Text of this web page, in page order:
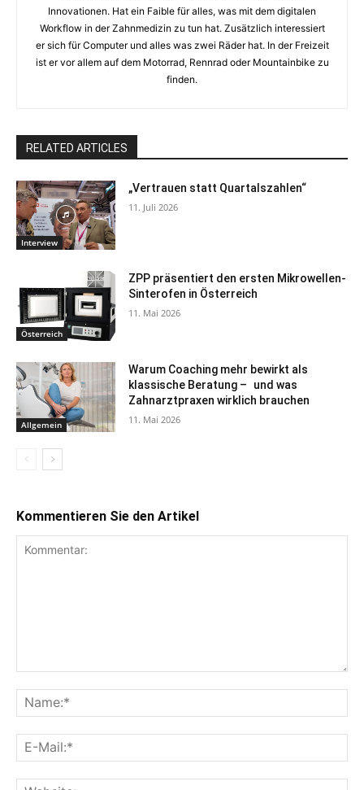
Innovationen. Hat ein Faible für alles, was mit dem digitalen
Workflow in der Zahnmedizin zu tun hat. Zusätzlich interessiert
er sich für Computer und alles was zwei Räder hat. In der Freizeit
ist er vor allem auf dem Motorrad, Rennrad oder Mountainbike zu
finden.
RELATED ARTICLES
Interview
„Vertrauen statt Quartalszahlen“
11. Juli 2026
Österreich
ZPP präsentiert den ersten Mikrowellen-
Sinterofen in Österreich
11. Mai 2026
Allgemein
Warum Coaching mehr bewirkt als
klassische Beratung – und was
Zahnarztpraxen wirklich brauchen
11. Mai 2026
Kommentieren Sie den Artikel